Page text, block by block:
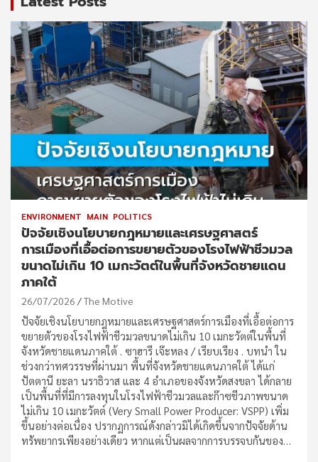
ENVIRONMENT MAIN POLITICS
ปัจจัยเชิงนโยบายกฎหมายและเศรษฐศาสตร์
การเมืองที่เอื้อต่อการขยายตัวของโรงไฟฟ้าชีวมวล
ขนาดไม่เกิน 10 เมกะวัตต์ในพื้นที่จังหวัดชายแดน
ภาคใต้
26/07/2026 The Motive
ปัจจัยเชิงนโยบายกฎหมายและเศรษฐศาสตร์การเมืองที่เอื้อต่อการ
ขยายตัวของโรงไฟฟ้าชีวมวลขนาดไม่เกิน 10 เมกะวัตต์ในพื้นที่
จังหวัดชายแดนภาคใต้ . ซาฮารี เจ๊ะหลง / เรียบเรียง . บทนำ ใน
ช่วงกว่าทศวรรษที่ผ่านมา พื้นที่จังหวัดชายแดนภาคใต้ ได้แก่
ปัตตานี ยะลา นราธิวาส และ 4 อำเภอของจังหวัดสงขลา ได้กลาย
เป็นพื้นที่ที่มีการลงทุนในโรงไฟฟ้าชีวมวลและก๊าซชีวภาพขนาด
ไม่เกิน 10 เมกะวัตต์ (Very Small Power Producer: VSPP) เพิ่ม
ขึ้นอย่างต่อเนื่อง ปรากฏการณ์ดังกล่าวมิได้เกิดขึ้นจากปัจจัยด้าน
ทรัพยากรเพียงอย่างเดียว หากแต่เป็นผลจากการบรรจบกันของ…